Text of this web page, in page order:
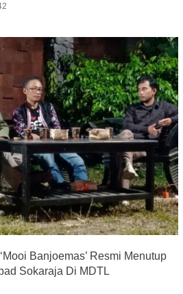
Banjoemas’ Resmi Menutup
Sokaraja Di MDTL